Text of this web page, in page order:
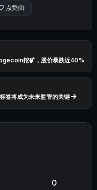
点赞(0)
挖矿，股价暴跌近40%
签将成为未来监管的关键
0